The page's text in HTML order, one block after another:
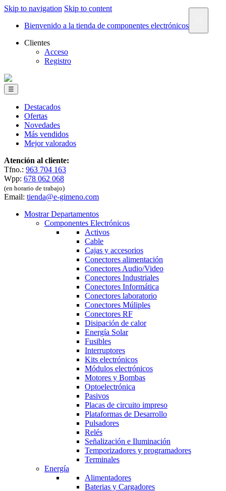
Skip to navigation Skip to content
Bienvenido a la tienda de componentes electrónicos
Clientes
Acceso
Registro
☰
Destacados
Ofertas
Novedades
Más vendidos
Mejor valorados
Atención al cliente:
Tfno.: 963 704 163
Wpp: 678 062 068
(en horario de trabajo)
Email: tienda@e-gimeno.com
Mostrar Departamentos
Componentes Electrónicos
Activos
Cable
Cajas y accesorios
Conectores alimentación
Conectores Audio/Video
Conectores Industriales
Conectores Informática
Conectores laboratorio
Conectores Múliples
Conectores RF
Disipación de calor
Energía Solar
Fusibles
Interruptores
Kits electrónicos
Módulos electrónicos
Motores y Bombas
Optoelectrónica
Pasivos
Placas de circuito impreso
Plataformas de Desarrollo
Pulsadores
Relés
Señalización e Iluminación
Temporizadores y programadores
Terminales
Energía
Alimentadores
Baterias y Cargadores